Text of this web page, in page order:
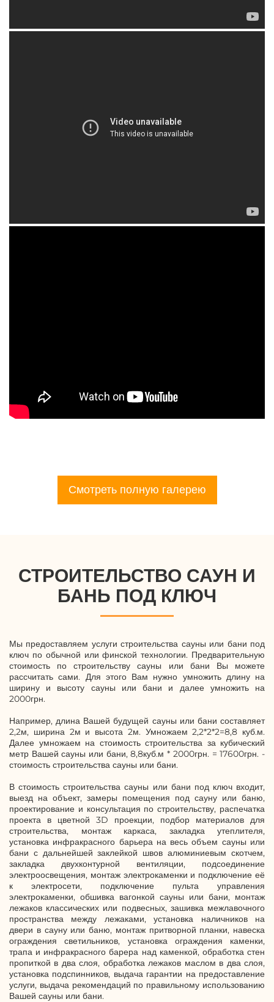
Смотреть полную галерею
СТРОИТЕЛЬСТВО САУН И
БАНЬ ПОД КЛЮЧ
Мы предоставляем услуги строительства сауны или бани под
ключ по обычной или финской технологии. Предварительную
стоимость по строительству сауны или бани Вы можете
рассчитать сами. Для этого Вам нужно умножить длину на
ширину и высоту сауны или бани и далее умножить на
2000грн.
Например, длина Вашей будущей сауны или бани составляет
2,2м, ширина 2м и высота 2м. Умножаем 2,2*2*2=8,8 куб.м.
Далее умножаем на стоимость строительства за кубический
метр Вашей сауны или бани, 8,8куб.м * 2000грн. = 17600грн. -
стоимость строительства сауны или бани.
В стоимость строительства сауны или бани под ключ входит,
выезд на объект, замеры помещения под сауну или баню,
проектирование и консультация по строительству, распечатка
проекта в цветной 3D проекции, подбор материалов для
строительства, монтаж каркаса, закладка утеплителя,
установка инфракрасного барьера на весь объем сауны или
бани с дальнейшей заклейкой швов алюминиевым скотчем,
закладка двухконтурной вентиляции, подсоединение
электроосвещения, монтаж электрокаменки и подключение её
к электросети, подключение пульта управления
электрокаменки, обшивка вагонкой сауны или бани, монтаж
лежаков классических или подвесных, зашивка межлавочного
пространства между лежаками, установка наличников на
двери в сауну или баню, монтаж притворной планки, навеска
ограждения светильников, установка ограждения каменки,
трапа и инфракрасного барера над каменкой, обработка стен
пропиткой в два слоя, обработка лежаков маслом в два слоя,
установка подспинников, выдача гарантии на предоставление
услуги, выдача рекомендаций по правильному использованию
Вашей сауны или бани.